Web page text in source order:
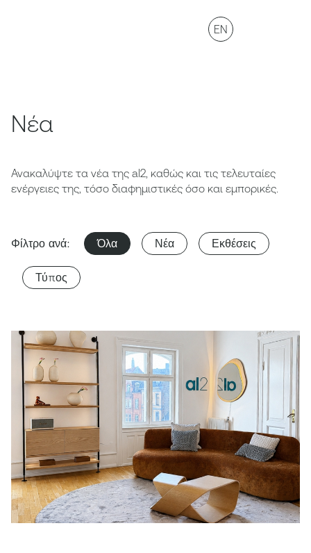
EN
Nέα
Ανακαλύψτε τα νέα της al2, καθώς και τις τελευταίες
ενέργειες της, τόσο διαφημιστικές όσο και εμπορικές.
Φίλτρο ανά: Όλα Νέα Εκθέσεις
Τύπος